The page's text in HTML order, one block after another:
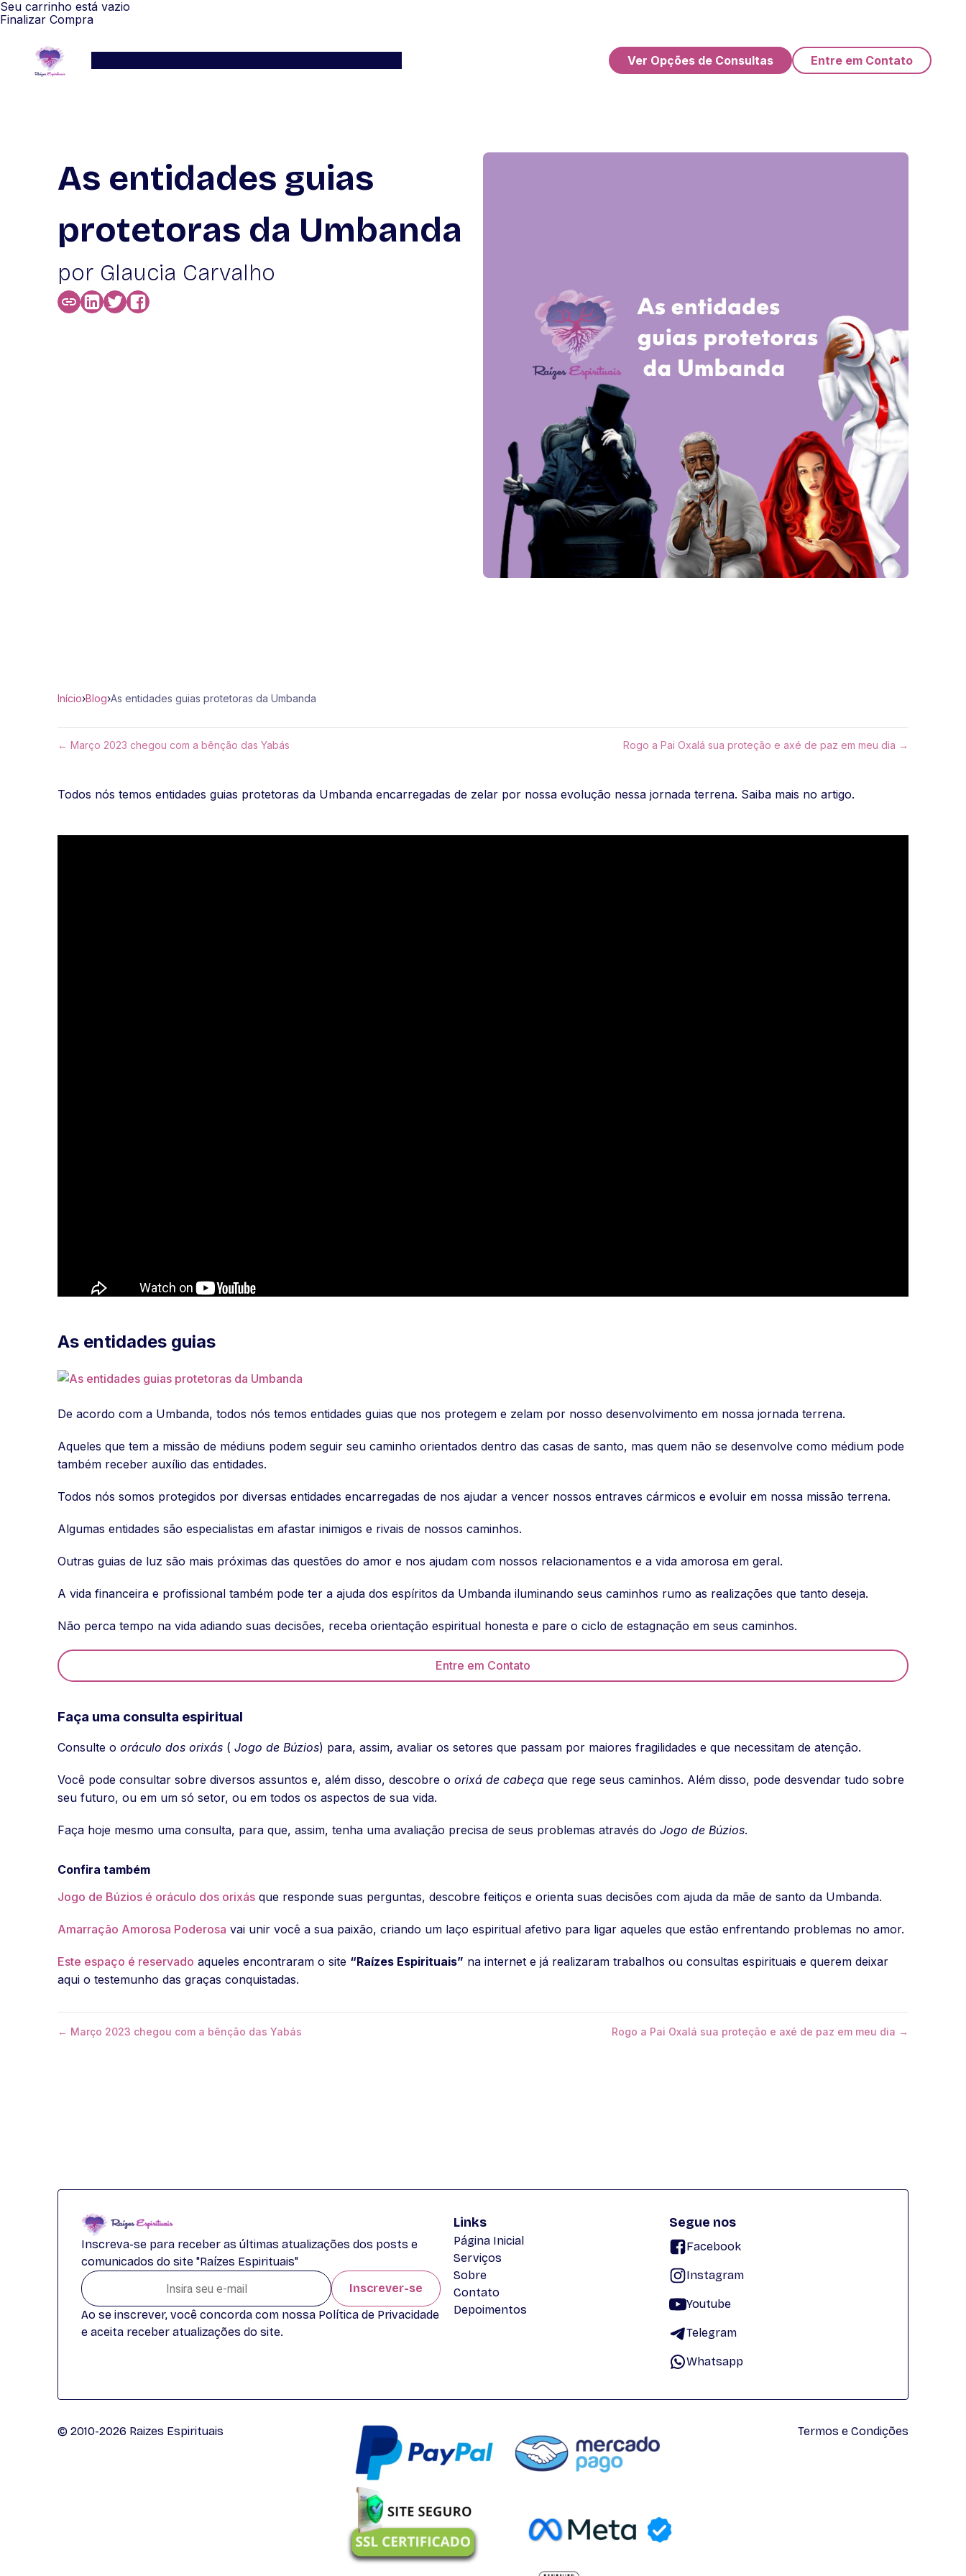
Seu carrinho está vazio
Finalizar Compra
Ver Opções de Consultas Entre em Contato
As entidades guias
protetoras da Umbanda
por Glaucia Carvalho
Início›Blog›As entidades guias protetoras da Umbanda
← Março 2023 chegou com a bênção das Yabás Rogo a Pai Oxalá sua proteção e axé de paz em meu dia →
Todos nós temos entidades guias protetoras da Umbanda encarregadas de zelar por nossa evolução nessa jornada terrena. Saiba mais no artigo.
As entidades guias
De acordo com a Umbanda, todos nós temos entidades guias que nos protegem e zelam por nosso desenvolvimento em nossa jornada terrena.
Aqueles que tem a missão de médiuns podem seguir seu caminho orientados dentro das casas de santo, mas quem não se desenvolve como médium pode
também receber auxílio das entidades.
Todos nós somos protegidos por diversas entidades encarregadas de nos ajudar a vencer nossos entraves cármicos e evoluir em nossa missão terrena.
Algumas entidades são especialistas em afastar inimigos e rivais de nossos caminhos.
Outras guias de luz são mais próximas das questões do amor e nos ajudam com nossos relacionamentos e a vida amorosa em geral.
A vida financeira e profissional também pode ter a ajuda dos espíritos da Umbanda iluminando seus caminhos rumo as realizações que tanto deseja.
Não perca tempo na vida adiando suas decisões, receba orientação espiritual honesta e pare o ciclo de estagnação em seus caminhos.
Entre em Contato
Faça uma consulta espiritual
Consulte o oráculo dos orixás ( Jogo de Búzios) para, assim, avaliar os setores que passam por maiores fragilidades e que necessitam de atenção.
Você pode consultar sobre diversos assuntos e, além disso, descobre o orixá de cabeça que rege seus caminhos. Além disso, pode desvendar tudo sobre
seu futuro, ou em um só setor, ou em todos os aspectos de sua vida.
Faça hoje mesmo uma consulta, para que, assim, tenha uma avaliação precisa de seus problemas através do Jogo de Búzios.
Confira também
Jogo de Búzios é oráculo dos orixás que responde suas perguntas, descobre feitiços e orienta suas decisões com ajuda da mãe de santo da Umbanda.
Amarração Amorosa Poderosa vai unir você a sua paixão, criando um laço espiritual afetivo para ligar aqueles que estão enfrentando problemas no amor.
Este espaço é reservado aqueles encontraram o site “Raízes Espirituais” na internet e já realizaram trabalhos ou consultas espirituais e querem deixar
aqui o testemunho das graças conquistadas.
← Março 2023 chegou com a bênção das Yabás Rogo a Pai Oxalá sua proteção e axé de paz em meu dia →
Inscreva-se para receber as últimas atualizações dos posts e
comunicados do site "Raízes Espirituais"
Inscrever-se
Ao se inscrever, você concorda com nossa Política de Privacidade
e aceita receber atualizações do site.
Links
Página Inicial
Serviços
Sobre
Contato
Depoimentos
Segue nos
Facebook
Instagram
Youtube
Telegram
Whatsapp
© 2010-2026 Raizes Espirituais Termos e Condições